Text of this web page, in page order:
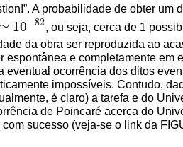
A probabilidade de obter um
≃ 10−82
≃10−82 , ou seja, cerca de 1
da obra ser reproduzida ao
e completamente
ocorrência dos ditos
impossíveis. Contudo,
é claro) a tarefa e do
de Poincaré acerca do
sucesso (veja-se o link da